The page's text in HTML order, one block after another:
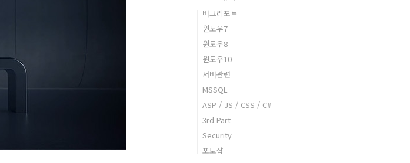
버그리포트
윈도우7
윈도우8
윈도우10
서버관련
MSSQL
ASP / JS / CSS / C#
3rd Part
Security
포토샵